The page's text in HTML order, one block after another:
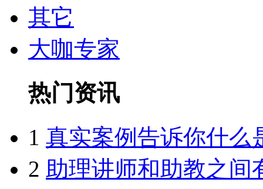
其它
大咖专家
热门资讯
1 真实案例告诉你什么
2 助理讲师和助教之间